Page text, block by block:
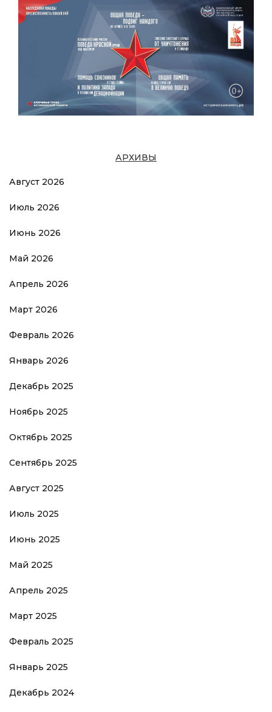
АРХИВЫ
Август 2026
Июль 2026
Июнь 2026
Май 2026
Апрель 2026
Март 2026
Февраль 2026
Январь 2026
Декабрь 2025
Ноябрь 2025
Октябрь 2025
Сентябрь 2025
Август 2025
Июль 2025
Июнь 2025
Май 2025
Апрель 2025
Март 2025
Февраль 2025
Январь 2025
Декабрь 2024